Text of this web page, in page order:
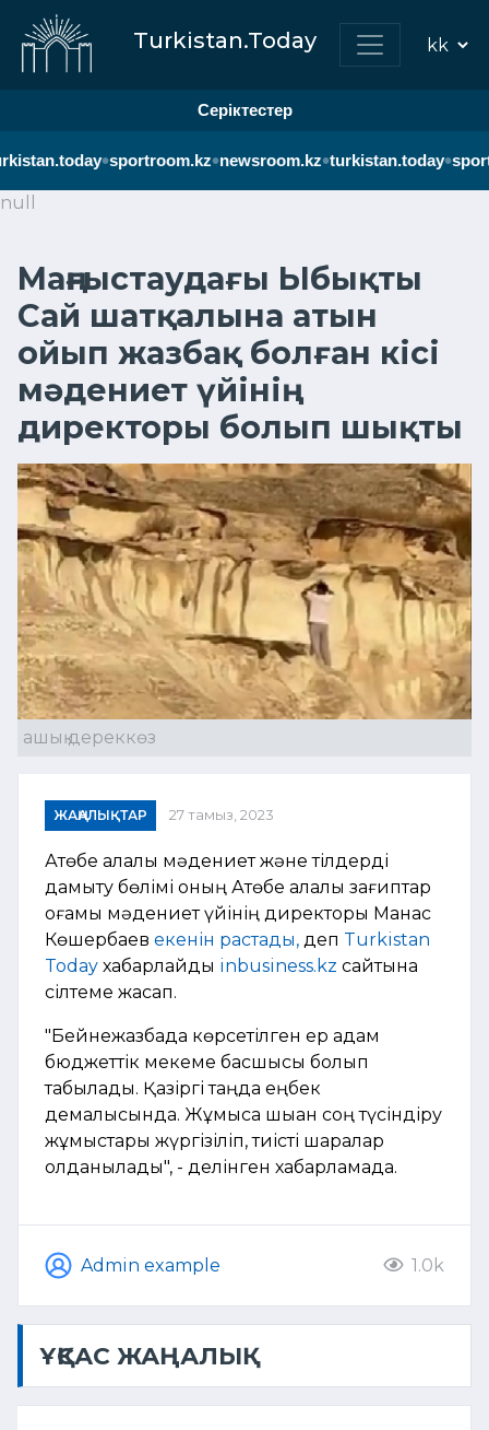
Turkistan.Today
Серіктестер
•sportroom.kz•newsroom.kz•turkistan.today•
null
Маңғыстаудағы Ыбықты
Сай шатқалына атын
ойып жазбақ болған кісі
мәдениет үйінің
директоры болып шықты
ашық дереккөз
ЖАҢАЛЫҚТАР 27 тамыз, 2023
Ақтөбе қалалық мәдениет және тілдерді
дамыту бөлімі оның Ақтөбе қалалық зағиптар
қоғамы мәдениет үйінің директоры Манас
Көшербаев екенін растады, деп Turkistan
Today хабарлайды inbusiness.kz сайтына
сілтеме жасап.
"Бейнежазбада көрсетілген ер адам
бюджеттік мекеме басшысы болып
табылады. Қазіргі таңда еңбек
демалысында. Жұмысқа шыққан соң түсіндіру
жұмыстары жүргізіліп, тиісті шаралар
қолданылады", - делінген хабарламада.
Admin example 1.0k
ҰҚСАС ЖАҢАЛЫҚ